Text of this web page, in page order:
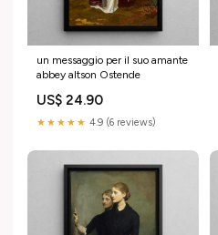
un messaggio per il suo amante
abbey altson Ostende
US$ 24.90
★★★★★ 4.9 (6 reviews)